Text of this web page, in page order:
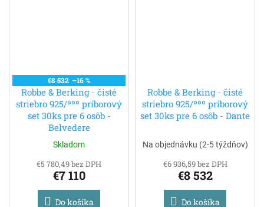
€8 532 –16 %
Robbe & Berking - čisté
striebro 925/ººº príborový
set 30ks pre 6 osôb -
Belvedere
Skladom
€5 780,49 bez DPH
€7 110
Do košíka
Robbe & Berking - čisté
striebro 925/ººº príborový
set 30ks pre 6 osôb - Dante
Na objednávku (2-5 týždňov)
€6 936,59 bez DPH
€8 532
Do košíka